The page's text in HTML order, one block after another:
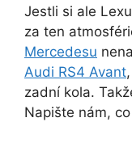
Jestli si ale
za ten
Mercedesu
Audi RS4 Avant
zadní kola.
Napište nám,